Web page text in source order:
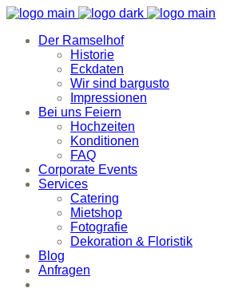
Der Ramselhof
Historie
Eckdaten
Wir sind bargusto
Impressionen
Bei uns Feiern
Hochzeiten
Konditionen
FAQ
Corporate Events
Services
Catering
Mietshop
Fotografie
Dekoration & Floristik
Blog
Anfragen